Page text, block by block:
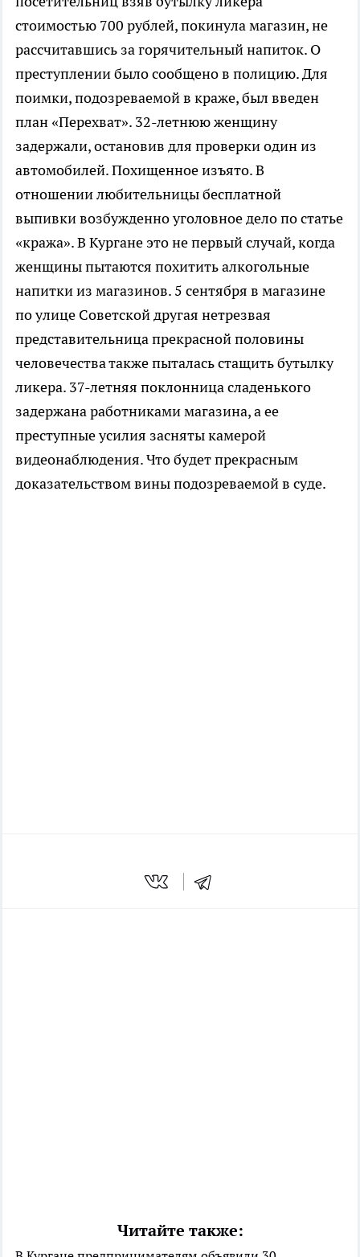
стоимостью 700 рублей, покинула магазин, не
рассчитавшись за горячительный напиток. О
преступлении было сообщено в полицию. Для
поимки, подозреваемой в краже, был введен
план «Перехват». 32-летнюю женщину
задержали, остановив для проверки один из
автомобилей. Похищенное изъято. В
отношении любительницы бесплатной
выпивки возбужденно уголовное дело по статье
«кража». В Кургане это не первый случай, когда
женщины пытаются похитить алкогольные
напитки из магазинов. 5 сентября в магазине
по улице Советской другая нетрезвая
представительница прекрасной половины
человечества также пыталась стащить бутылку
ликера. 37-летняя поклонница сладенького
задержана работниками магазина, а ее
преступные усилия засняты камерой
видеонаблюдения. Что будет прекрасным
доказательством вины подозреваемой в суде.
Читайте также: